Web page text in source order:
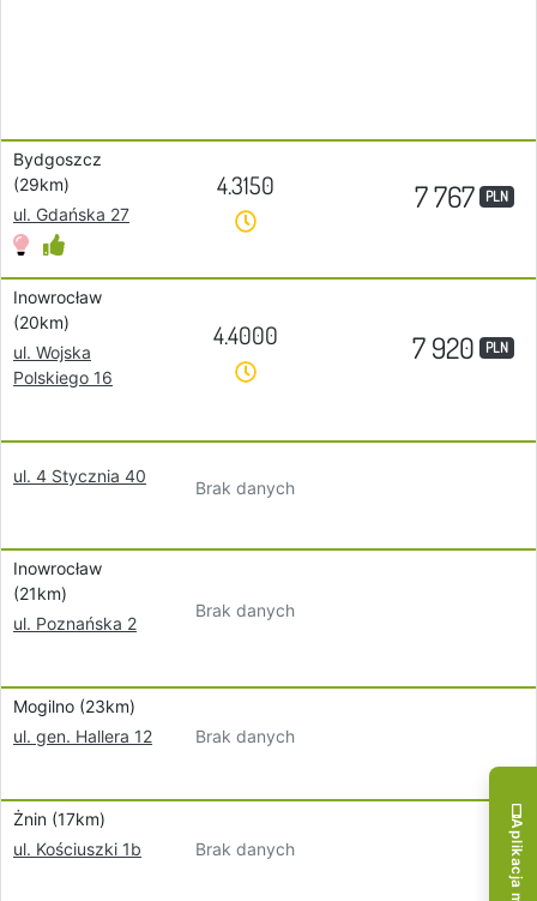
Bydgoszcz
(29km)
ul. Gdańska 27
4.3150 7 767 PLN
Inowrocław
(20km)
ul. Wojska
Polskiego 16
4.4000 7 920 PLN
ul. 4 Stycznia 40
Brak danych
Inowrocław
(21km)
ul. Poznańska 2
Brak danych
Mogilno (23km)
ul. gen. Hallera 12
Brak danych
Żnin (17km)
ul. Kościuszki 1b
Brak danych